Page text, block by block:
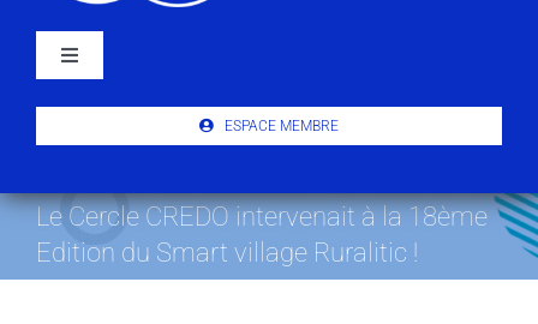
Navigation
bascule
ACTUALITÉS
PUBLICATIONS
ESPACE MEMBRE
Le Cercle CREDO intervenait à la 18ème
Edition du Smart village Ruralitic !